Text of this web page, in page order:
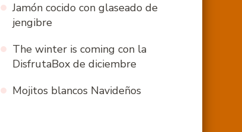
Jamón cocido con glaseado de
jengibre
The winter is coming con la
DisfrutaBox de diciembre
Mojitos blancos Navideños